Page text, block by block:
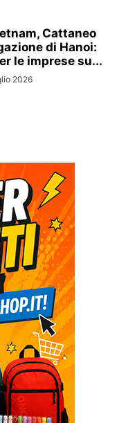
Cattaneo
di Hanoi:
le imprese su...
2026